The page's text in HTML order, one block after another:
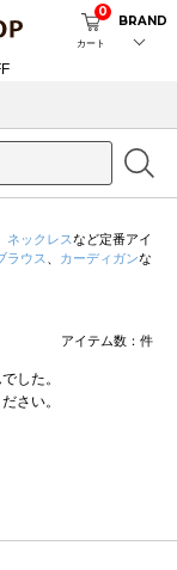
カート
0
BRAND
ネックレスなど定番アイ
ラウス カーディガンな
アイテム数： 件
した。
さい。